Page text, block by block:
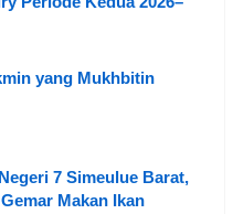
yang Mukhbitin
7 Simeulue Barat,
Makan Ikan